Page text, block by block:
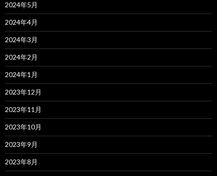
2024年5月
2024年4月
2024年3月
2024年2月
2024年1月
2023年12月
2023年11月
2023年10月
2023年9月
2023年8月